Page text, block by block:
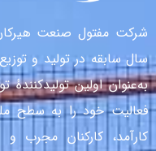
سال سابقه در تولید و
به‌عنوان اولین
فعالیت خود را به سطح
کارآمد، کارکنان مجرب